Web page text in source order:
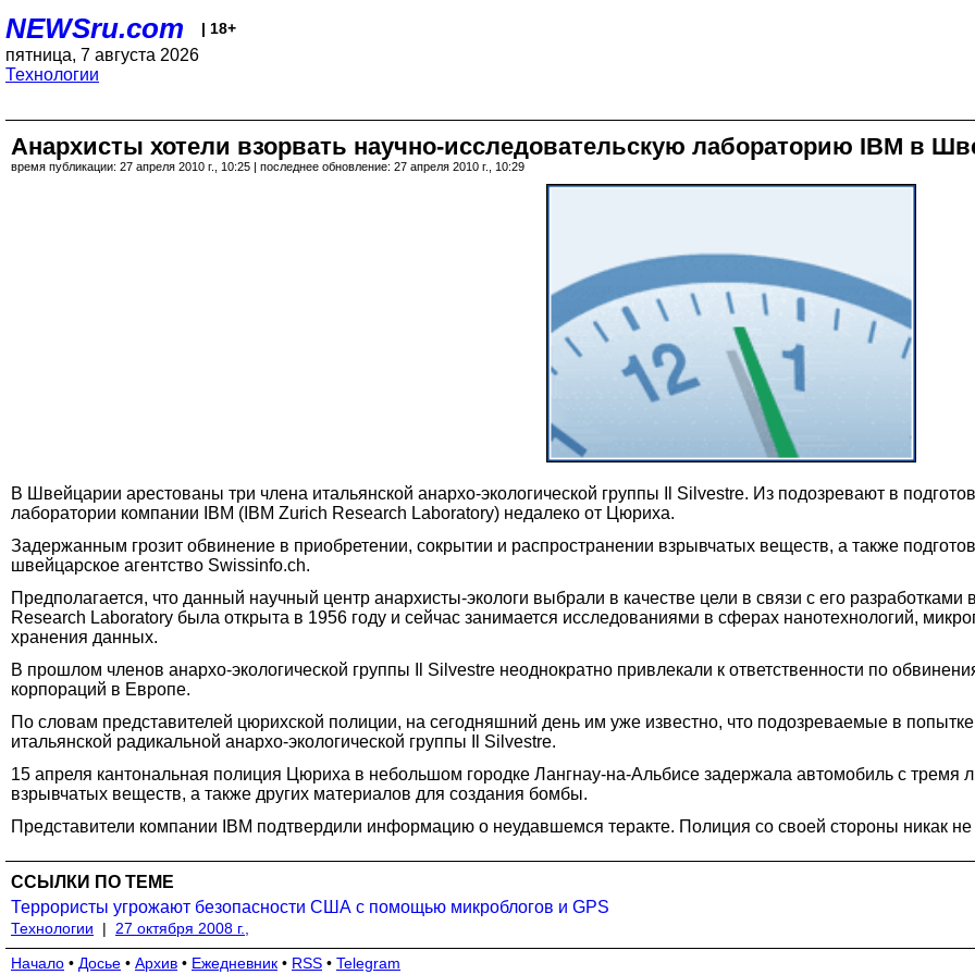
NEWSru.com | 18+
пятница, 7 августа 2026
Технологии
Анархисты хотели взорвать научно-исследовательскую лабораторию IBM в
время публикации: 27 апреля 2010 г., 10:25 | последнее обновление: 27 апреля 2010 г., 10:29
В Швейцарии арестованы три члена итальянской анархо-экологической группы Il Silvestre. Из подозревают в
лаборатории компании IBM (IBM Zurich Research Laboratory) недалеко от Цюриха.
Задержанным грозит обвинение в приобретении, сокрытии и распространении взрывчатых веществ, а также
швейцарское агентство Swissinfo.ch.
Предполагается, что данный научный центр анархисты-экологи выбрали в качестве цели в связи с его
Research Laboratory была открыта в 1956 году и сейчас занимается исследованиями в сферах нанотехнологий,
хранения данных.
В прошлом членов анархо-экологической группы Il Silvestre неоднократно привлекали к ответственности по
корпораций в Европе.
По словам представителей цюрихской полиции, на сегодняшний день им уже известно, что подозреваемые в
итальянской радикальной анархо-экологической группы Il Silvestre.
15 апреля кантональная полиция Цюриха в небольшом городке Лангнау-на-Альбисе задержала автомобиль с
взрывчатых веществ, а также других материалов для создания бомбы.
Представители компании IBM подтвердили информацию о неудавшемся теракте. Полиция со своей стороны никак
ССЫЛКИ ПО ТЕМЕ
Террористы угрожают безопасности США с помощью микроблогов и GPS
Технологии |
27 октября 2008 г.,
Начало • Досье • Архив • Ежедневник • RSS • Telegram